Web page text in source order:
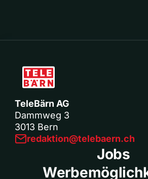
TeleBärn AG
Dammweg 3
3013 Bern
redaktion@telebaern.ch
Jobs